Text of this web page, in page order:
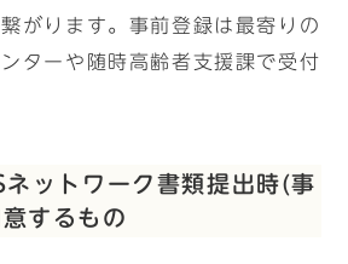
がります。事前登録は最寄りの
ターや随時高齢者支援課で受付
ネットワーク書類提出時(事
するもの